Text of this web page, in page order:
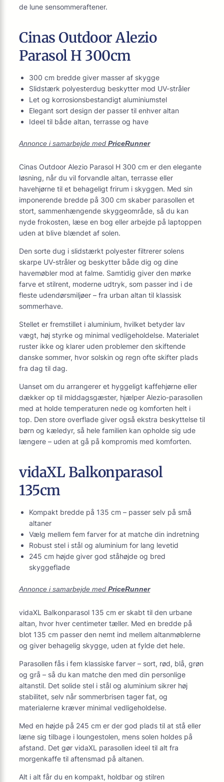
de lune sensommeraftener.
Cinas Outdoor Alezio
Parasol H 300cm
300 cm bredde giver masser af skygge
Slidstærk polyesterdug beskytter mod UV-stråler
Let og korrosionsbestandigt aluminiumstel
Elegant sort design der passer til enhver altan
Ideel til både altan, terrasse og have
Annonce i samarbejde med PriceRunner
Cinas Outdoor Alezio Parasol H 300 cm er den elegante
løsning, når du vil forvandle altan, terrasse eller
havehjørne til et behageligt frirum i skyggen. Med sin
imponerende bredde på 300 cm skaber parasollen et
stort, sammenhængende skyggeområde, så du kan
nyde frokosten, læse en bog eller arbejde på laptoppen
uden at blive blændet af solen.
Den sorte dug i slidstærkt polyester filtrerer solens
skarpe UV-stråler og beskytter både dig og dine
havemøbler mod at falme. Samtidig giver den mørke
farve et stilrent, moderne udtryk, som passer ind i de
fleste udendørsmiljøer – fra urban altan til klassisk
sommerhave.
Stellet er fremstillet i aluminium, hvilket betyder lav
vægt, høj styrke og minimal vedligeholdelse. Materialet
ruster ikke og klarer uden problemer den skiftende
danske sommer, hvor solskin og regn ofte skifter plads
fra dag til dag.
Uanset om du arrangerer et hyggeligt kaffehjørne eller
dækker op til middagsgæster, hjælper Alezio-parasollen
med at holde temperaturen nede og komforten helt i
top. Den store overflade giver også ekstra beskyttelse til
børn og kæledyr, så hele familien kan opholde sig ude
længere – uden at gå på kompromis med komforten.
vidaXL Balkonparasol
135cm
Kompakt bredde på 135 cm – passer selv på små
altaner
Vælg mellem fem farver for at matche din indretning
Robust stel i stål og aluminium for lang levetid
245 cm højde giver god ståhøjde og bred
skyggeflade
Annonce i samarbejde med PriceRunner
vidaXL Balkonparasol 135 cm er skabt til den urbane
altan, hvor hver centimeter tæller. Med en bredde på
blot 135 cm passer den nemt ind mellem altanmøblerne
og giver behagelig skygge, uden at fylde det hele.
Parasollen fås i fem klassiske farver – sort, rød, blå, grøn
og grå – så du kan matche den med din personlige
altanstil. Det solide stel i stål og aluminium sikrer høj
stabilitet, selv når sommerbrisen tager fat, og
materialerne kræver minimal vedligeholdelse.
Med en højde på 245 cm er der god plads til at stå eller
læne sig tilbage i loungestolen, mens solen holdes på
afstand. Det gør vidaXL parasollen ideel til alt fra
morgenkaffe til aftensmad på altanen.
Alt i alt får du en kompakt, holdbar og stilren